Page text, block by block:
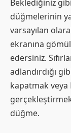
Beklediğiniz
düğmelerinin
varsayılan
ekranına
edersiniz.
adlandırdığı
kapatmak veya
düğme.